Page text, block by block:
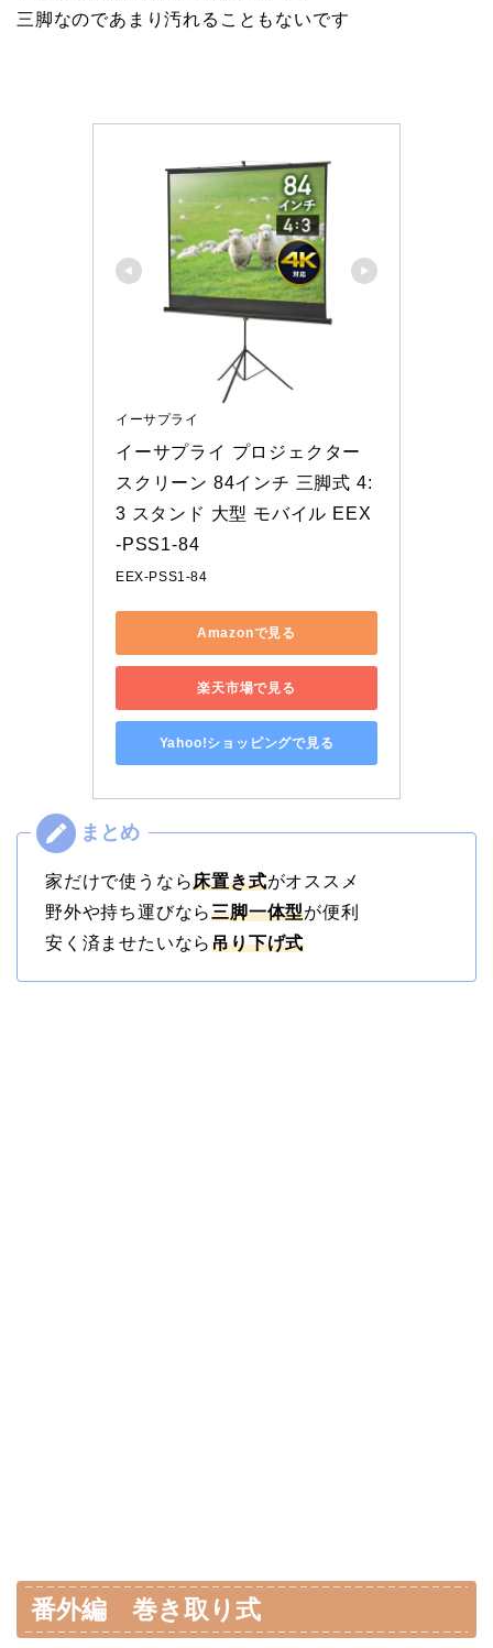
三脚なのであまり汚れることもないです
イーサプライ
イーサプライ プロジェクター
スクリーン 84インチ 三脚式 4:
3 スタンド 大型 モバイル EEX
-PSS1-84
EEX-PSS1-84
Amazonで見る
楽天市場で見る
Yahoo!ショッピングで見る
家だけで使うなら床置き式がオススメ
野外や持ち運びなら三脚一体型が便利
安く済ませたいなら吊り下げ式
番外編 巻き取り式